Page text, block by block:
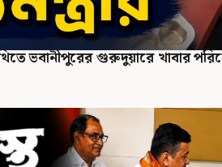
ভবানীপুরের গুরুদুয়ারে খাবার